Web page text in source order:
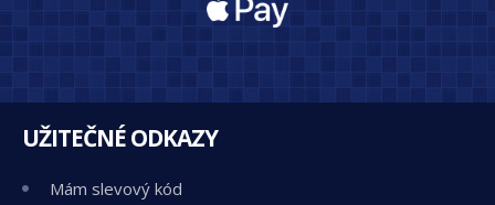
UŽITEČNÉ ODKAZY
Mám slevový kód